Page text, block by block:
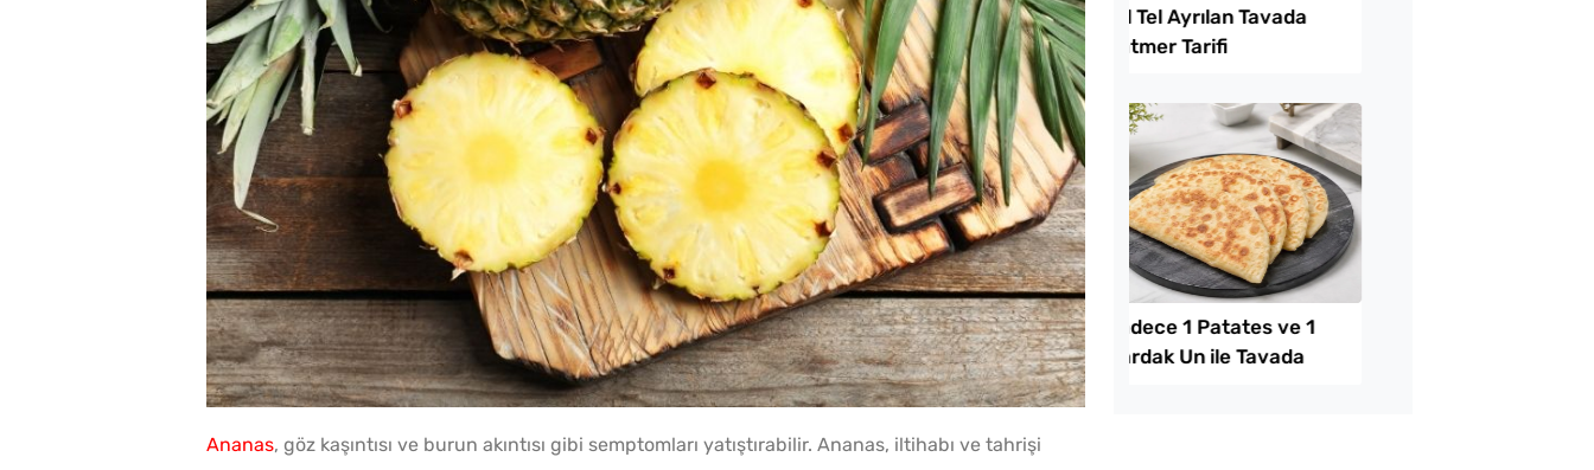
10 Dakikaya Sendeyim
Poğaçası Tarifi
Tel Tel Ayrılan Tavada
Gözleme Tarifi
Ananas, göz kaşıntısı ve burun akıntısı gibi semptomları yatıştırabilir. Ananas, iltihabı ve tahrişi